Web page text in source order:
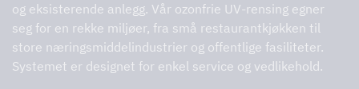
og eksisterende anlegg. Vår ozonfrie UV-rensing egner
seg for en rekke miljøer, fra små restaurantkjøkken til
store næringsmiddelindustrier og offentlige fasiliteter.
Systemet er designet for enkel service og vedlikehold.